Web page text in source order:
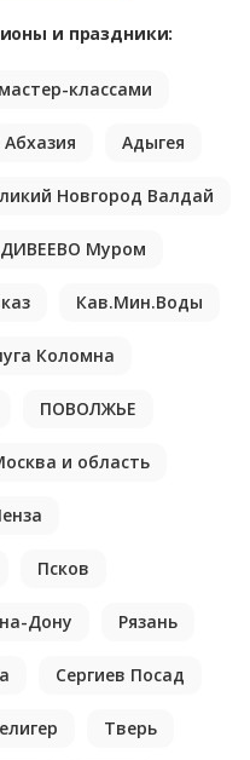
и праздники:
классами
Абхазия Адыгея
Новгород Валдай
ДИВЕЕВО Муром
Кав.Мин.Воды
Коломна
ПОВОЛЖЬЕ
и область
Псков
Дону Рязань
Сергиев Посад
Тверь